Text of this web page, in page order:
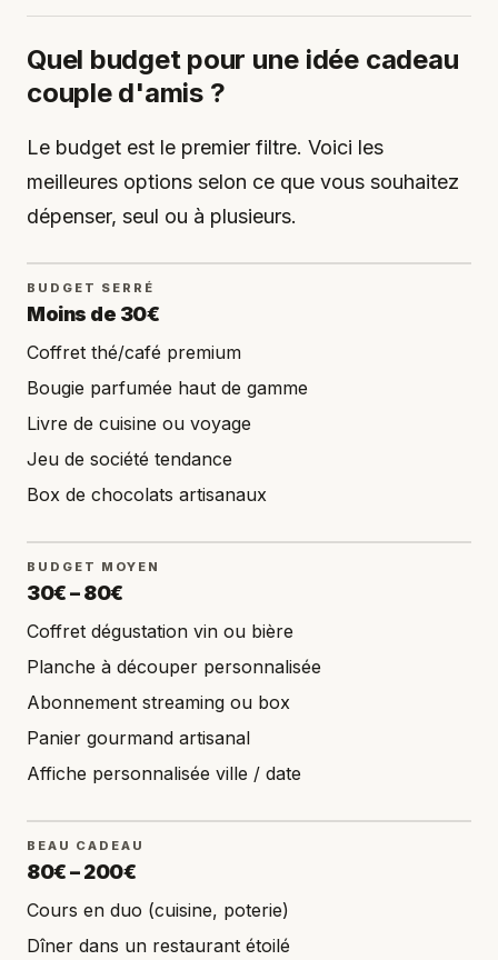
Quel budget pour une idée cadeau
couple d'amis ?
Le budget est le premier filtre. Voici les
meilleures options selon ce que vous souhaitez
dépenser, seul ou à plusieurs.
BUDGET SERRÉ
Moins de 30€
Coffret thé/café premium
Bougie parfumée haut de gamme
Livre de cuisine ou voyage
Jeu de société tendance
Box de chocolats artisanaux
BUDGET MOYEN
30€ – 80€
Coffret dégustation vin ou bière
Planche à découper personnalisée
Abonnement streaming ou box
Panier gourmand artisanal
Affiche personnalisée ville / date
BEAU CADEAU
80€ – 200€
Cours en duo (cuisine, poterie)
Dîner dans un restaurant étoilé